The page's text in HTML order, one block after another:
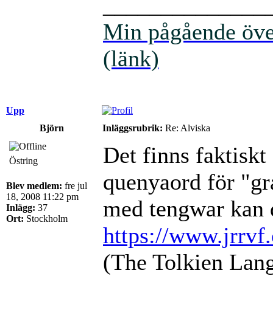
Min pågående
(länk)
Upp
Björn
Inläggsrubrik: Re: Alviska
Östring
Blev medlem: fre jul
18, 2008 11:22 pm
Inlägg: 37
Ort: Stockholm
Det finns faktiskt
quenyaord för
med tengwar kan
https://
(The Tolkien